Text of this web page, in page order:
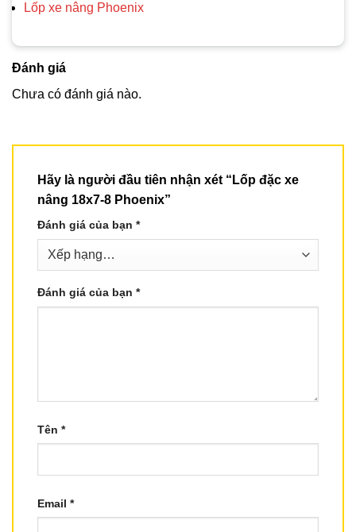
Lốp xe nâng Phoenix
Đánh giá
Chưa có đánh giá nào.
Hãy là người đầu tiên nhận xét “Lốp đặc xe
nâng 18x7-8 Phoenix”
Đánh giá của bạn *
Đánh giá của bạn *
Tên *
Email *